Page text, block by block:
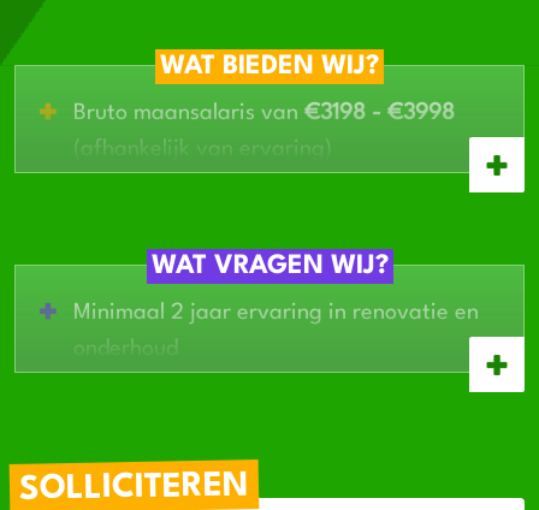
WAT BIEDEN WIJ?
Bruto maansalaris van €3198 - €3998
(afhankelijk van ervaring)
Werk in Friesland dichtbij huis
Mogelijkheid om je vakmanschap verder te
WAT VRAGEN WIJ?
Minimaal 2 jaar ervaring in renovatie en
onderhoud
MBO niveau 2 of hoger
Representatief, zelfstandig en sociaal
SOLLICITEREN